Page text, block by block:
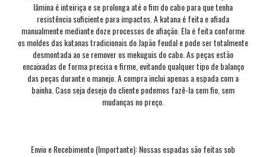
lâmina é inteiriça e se prolonga até o fim do cabo para que tenha
resistência suficiente para impactos. A katana é feita e afiada
manualmente mediante doze processos de afiação. Ela é feita conforme
os moldes das katanas tradicionais do Japão feudal e pode ser totalmente
desmontada ao se remover os mekuguis do cabo. As peças estão
encaixadas de forma precisa e firme, evitando qualquer tipo de balanço
das peças durante o manejo. A compra inclui apenas a espada com a
bainha. Caso seja desejo do cliente podemos fazê-la sem fio, sem
mudanças no preço.
Envio e Recebimento (Importante): Nossas espadas são feitas sob